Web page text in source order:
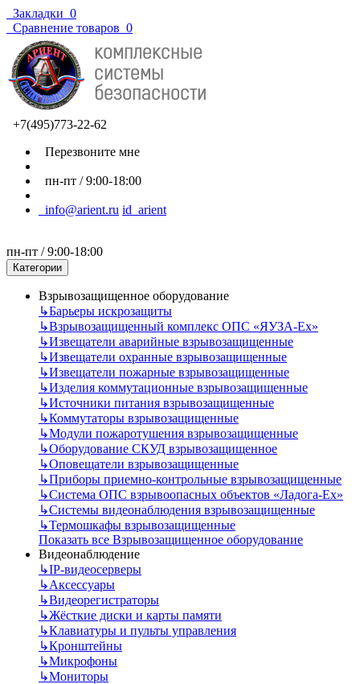
Закладки 0
Сравнение товаров 0
+7(495)773-22-62
Перезвоните мне
пн-пт / 9:00-18:00
info@arient.ru id_arient
пн-пт / 9:00-18:00
Категории
Взрывозащищенное оборудование
↳Барьеры искрозащиты
↳Взрывозащищенный комплекс ОПС «ЯУЗА-Ех»
↳Извещатели аварийные взрывозащищенные
↳Извещатели охранные взрывозащищенные
↳Извещатели пожарные взрывозащищенные
↳Изделия коммутационные взрывозащищенные
↳Источники питания взрывозащищенные
↳Коммутаторы взрывозащищенные
↳Модули пожаротушения взрывозащищенные
↳Оборудование СКУД взрывозащищенное
↳Оповещатели взрывозащищенные
↳Приборы приемно-контрольные взрывозащищенные
↳Система ОПС взрывоопасных объектов «Ладога-Ex»
↳Системы видеонаблюдения взрывозащищенные
↳Термошкафы взрывозащищенные
Показать все Взрывозащищенное оборудование
Видеонаблюдение
↳IP-видеосерверы
↳Аксессуары
↳Видеорегистраторы
↳Жёсткие диски и карты памяти
↳Клавиатуры и пульты управления
↳Кронштейны
↳Микрофоны
↳Мониторы